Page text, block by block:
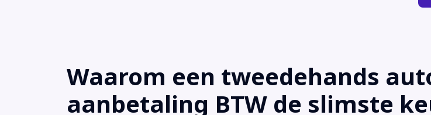
Waarom een tweedehands
aanbetaling BTW de slimste